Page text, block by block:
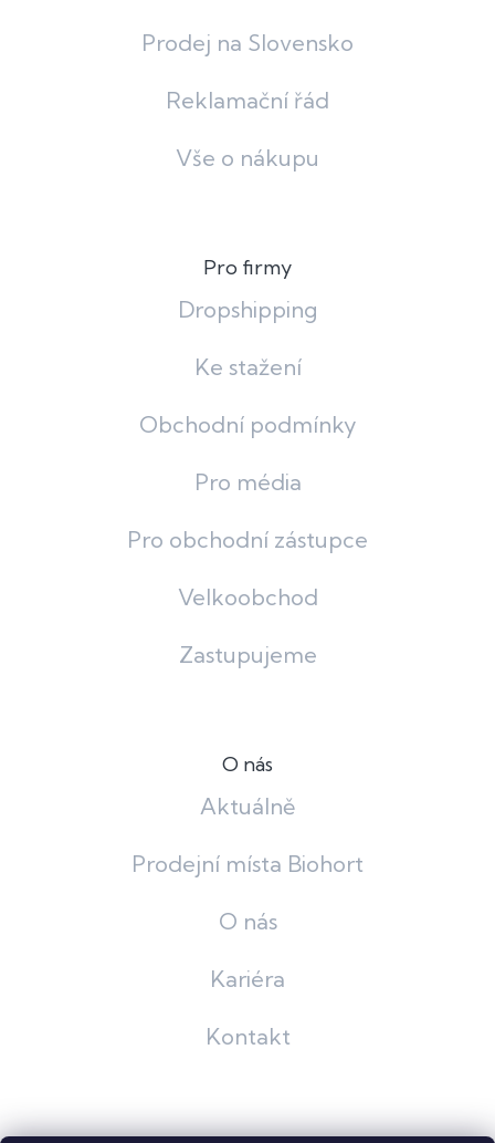
Prodej na Slovensko
Reklamační řád
Vše o nákupu
Pro firmy
Dropshipping
Ke stažení
Obchodní podmínky
Pro média
Pro obchodní zástupce
Velkoobchod
Zastupujeme
O nás
Aktuálně
Prodejní místa Biohort
O nás
Kariéra
Kontakt